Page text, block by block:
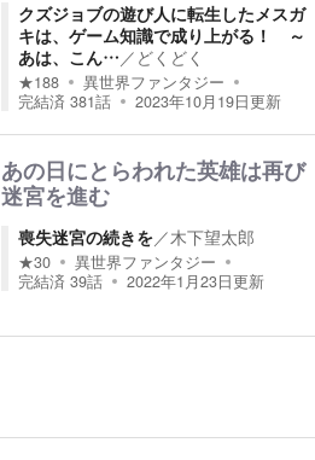
クズジョブの遊び人に転生したメスガ
キは、ゲーム知識で成り上がる！ ～
あは、こん…／ どくどく
★188
異世界ファンタジー
完結済 381話 2023年10月19日更新
あの日にとらわれた英雄は再び
迷宮を進む
喪失迷宮の続きを／木下望太郎
★30
異世界ファンタジー
完結済 39話 2022年1月23日更新